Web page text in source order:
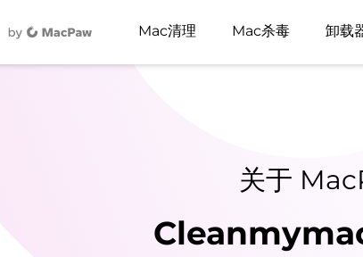
Mac清理 Mac杀毒 卸载
关于